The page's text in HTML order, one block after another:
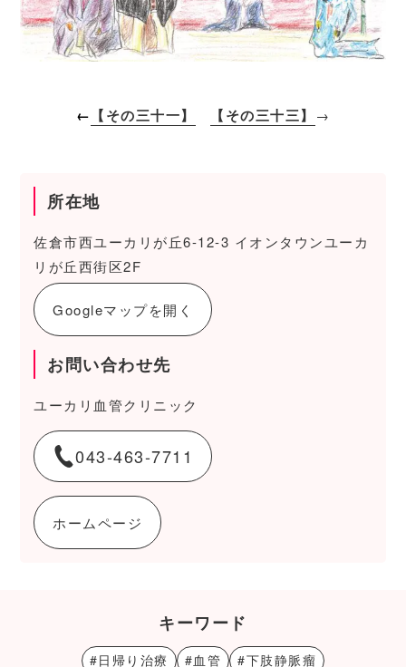
← 【その三十一】 【その三十三】 →
所在地
佐倉市西ユーカリが丘6-12-3 イオンタウンユーカ
リが丘西街区2F
Googleマップを開く
お問い合わせ先
ユーカリ血管クリニック
043-463-7711
ホームページ
キーワード
#日帰り治療 #血管 #下肢静脈瘤